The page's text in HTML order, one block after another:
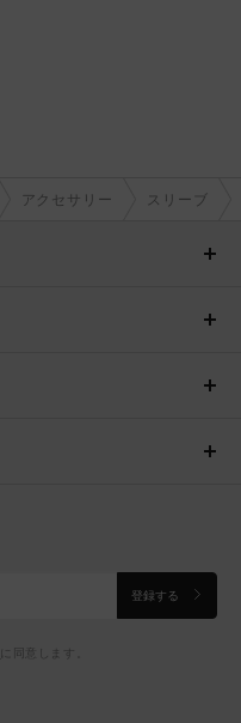
アクセサリー スリーブ
登録する
に同意します。